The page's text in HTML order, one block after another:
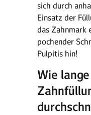
sich durch
Einsatz der
das Zahnmark
pochender
Pulpitis hin!
Wie